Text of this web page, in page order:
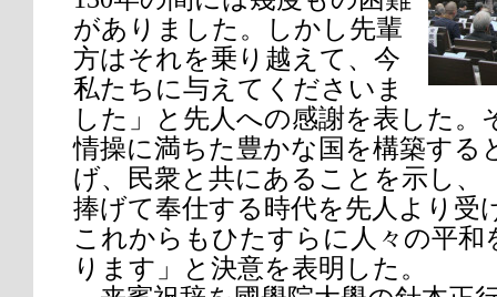
がありました。しかし先輩
方はそれを乗り越えて、今
私たちに与えてくださいま
した」と先人への感謝を表した。
情操に満ちた豊かな国を構築する
げ、民衆と共にあることを示し、
捧げて奉仕する時代を先人より受
これからもひたすらに人々の平和
ります」と決意を表明した。